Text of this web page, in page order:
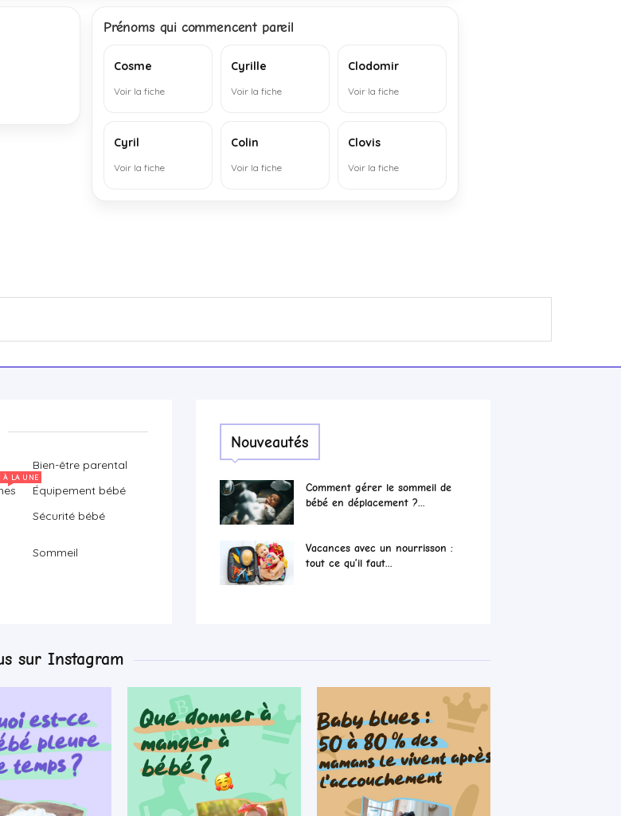
Prénoms qui commencent pareil
Cosme
Voir la fiche
Cyrille
Voir la fiche
Clodomir
Voir la fiche
Cyril
Voir la fiche
Colin
Voir la fiche
Clovis
Voir la fiche
Bien-être parental
À LA UNE
Équipement bébé
Sécurité bébé
Sommeil
Nouveautés
Comment gérer le sommeil de
bébé en déplacement ?...
Vacances avec un nourrisson :
tout ce qu’il faut...
sur Instagram